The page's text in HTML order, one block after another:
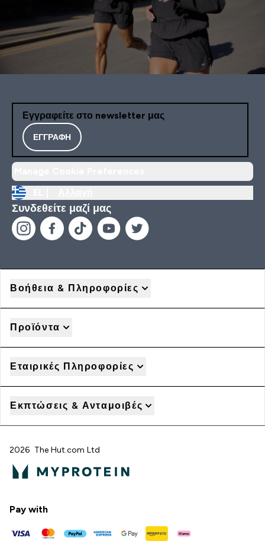
Εγγραφείτε στο newsletter μας
ΕΓΓΡΑΦΉ
Συνδεθείτε μαζί μας
Βοήθεια & Πληροφορίες
Προϊόντα
Εταιρικές Πληροφορίες
Εκπτώσεις & Ανταμοιβές
2026 The Hut.com Ltd
Pay with